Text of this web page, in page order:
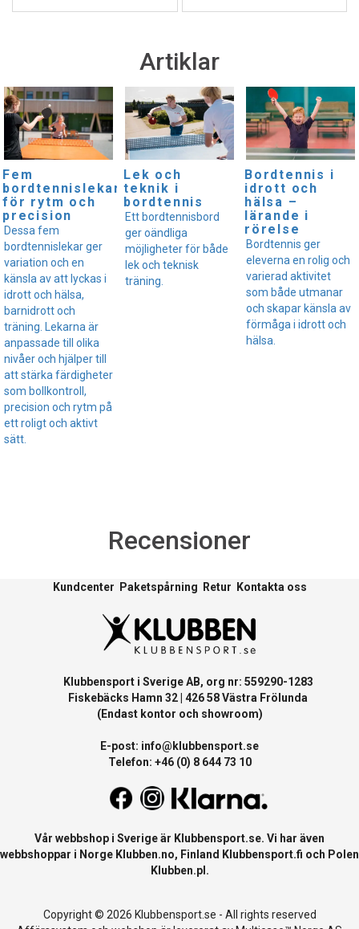
Artiklar
Fem
bordtennislekar
för rytm och
precision
Dessa fem
bordtennislekar ger
variation och en
känsla av att lyckas i
idrott och hälsa,
barnidrott och
träning. Lekarna är
anpassade till olika
nivåer och hjälper till
att stärka färdigheter
som bollkontroll,
precision och rytm på
ett roligt och aktivt
sätt.
Lek och
teknik i
bordtennis
Ett bordtennisbord
ger oändliga
möjligheter för både
lek och teknisk
träning.
Bordtennis i
idrott och
hälsa –
lärande i
rörelse
Bordtennis ger
eleverna en rolig och
varierad aktivitet
som både utmanar
och skapar känsla av
förmåga i idrott och
hälsa.
Recensioner
Kundcenter Paketspårning Retur Kontakta oss
Klubbensport i Sverige AB, org nr: 559290-1283
Fiskebäcks Hamn 32 | 426 58 Västra Frölunda
(Endast kontor och showroom)
E-post: info@klubbensport.se
Telefon: +46 (0) 8 644 73 10
Vår webbshop i Sverige är Klubbensport.se. Vi har även
webbshoppar i Norge Klubben.no, Finland Klubbensport.fi och Polen
Klubben.pl .
Copyright © 2026 Klubbensport.se - All rights reserved